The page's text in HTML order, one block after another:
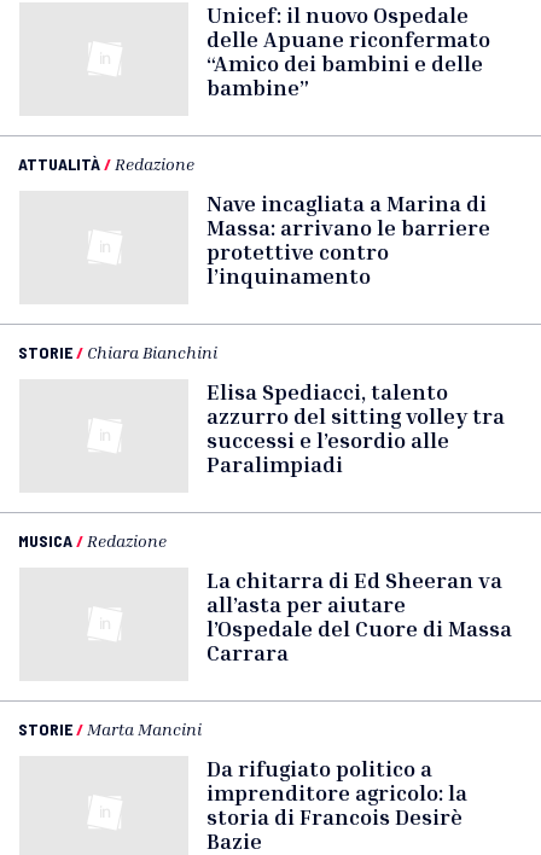
Unicef: il nuovo Ospedale
delle Apuane riconfermato
“Amico dei bambini e delle
bambine”
ATTUALITÀ/ Redazione
Nave incagliata a Marina di
Massa: arrivano le barriere
protettive contro
l’inquinamento
STORIE/ Chiara Bianchini
Elisa Spediacci, talento
azzurro del sitting volley tra
successi e l’esordio alle
Paralimpiadi
MUSICA/ Redazione
La chitarra di Ed Sheeran va
all’asta per aiutare
l’Ospedale del Cuore di Massa
Carrara
STORIE/ Marta Mancini
Da rifugiato politico a
imprenditore agricolo: la
storia di Francois Desirè
Bazie